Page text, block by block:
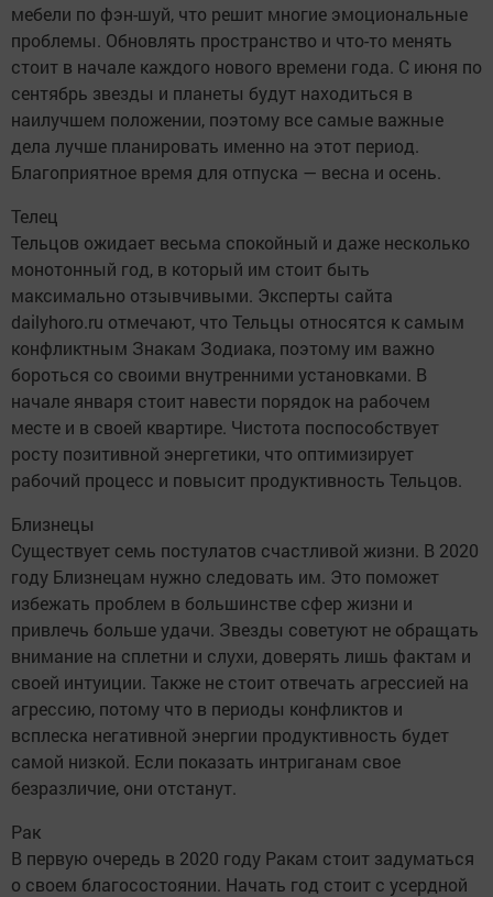
мебели по фэн-шуй, что решит многие эмоциональные
проблемы. Обновлять пространство и что-то менять
стоит в начале каждого нового времени года. С июня по
сентябрь звезды и планеты будут находиться в
наилучшем положении, поэтому все самые важные
дела лучше планировать именно на этот период.
Благоприятное время для отпуска — весна и осень.
Телец
Тельцов ожидает весьма спокойный и даже несколько
монотонный год, в который им стоит быть
максимально отзывчивыми. Эксперты сайта
dailyhoro.ru отмечают, что Тельцы относятся к самым
конфликтным Знакам Зодиака, поэтому им важно
бороться со своими внутренними установками. В
начале января стоит навести порядок на рабочем
месте и в своей квартире. Чистота поспособствует
росту позитивной энергетики, что оптимизирует
рабочий процесс и повысит продуктивность Тельцов.
Близнецы
Существует семь постулатов счастливой жизни. В 2020
году Близнецам нужно следовать им. Это поможет
избежать проблем в большинстве сфер жизни и
привлечь больше удачи. Звезды советуют не обращать
внимание на сплетни и слухи, доверять лишь фактам и
своей интуиции. Также не стоит отвечать агрессией на
агрессию, потому что в периоды конфликтов и
всплеска негативной энергии продуктивность будет
самой низкой. Если показать интриганам свое
безразличие, они отстанут.
Рак
В первую очередь в 2020 году Ракам стоит задуматься
о своем благосостоянии. Начать год стоит с усердной